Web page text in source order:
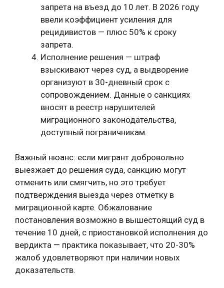
запрета на въезд до 10 лет. В 2026 году
ввели коэффициент усиления для
рецидивистов — плюс 50% к сроку
запрета.
Исполнение решения — штраф
взыскивают через суд, а выдворение
организуют в 30-дневный срок с
сопровождением. Данные о санкциях
вносят в реестр нарушителей
миграционного законодательства,
доступный пограничникам.
Важный нюанс: если мигрант добровольно
выезжает до решения суда, санкцию могут
отменить или смягчить, но это требует
подтверждения выезда через отметку в
миграционной карте. Обжалование
постановления возможно в вышестоящий суд в
течение 10 дней, с приостановкой исполнения до
вердикта — практика показывает, что 20-30%
жалоб удовлетворяют при наличии новых
доказательств.